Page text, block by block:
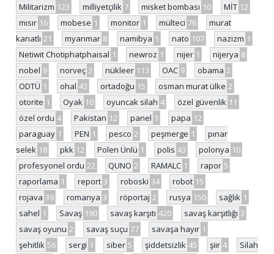
Militarizm 123 milliyetçilik 7 misket bombası 10 MİT 12
mısır 16 mobese 1 monitor 1 mülteci 76
murat
kanatlı 21 myanmar 8 namibya 1 nato 107 nazizm 1
Netiwit Chotiphatphaisal 1 newroz 1 nijer 1 nijerya 8
nobel 9 norveç 3 nükleer 113 OAC 9 obama 2
ODTÜ 1 ohal 43 ortadoğu 15 osman murat ülke 2
otorite 1 Oyak 10 oyuncak silah 4 özel güvenlik 11
özel ordu 4 Pakistan 12 panel 1 papa 12
paraguay 1 PEN 1 pesco 2 peşmerge 1
pınar
selek 18 pkk 12 Polen Ünlü 1 polis 43 polonya 10
profesyonel ordu 22 QUNO 2 RAMALC 1 rapor 5
raporlama 1 report 3 roboski 34 robot 15
rojava 39 romanya 3 röportaj 2 rusya 150 sağlık 1
sahel 1 Savaş 190 savaş karşıtı 420 savaş karşıtlığı 3
savaş oyunu 2 savaş suçu 77 savaşa hayır 1
şehitlik 56 sergi 1 siber 5 şiddetsizlik 45 şiir 4
Silah